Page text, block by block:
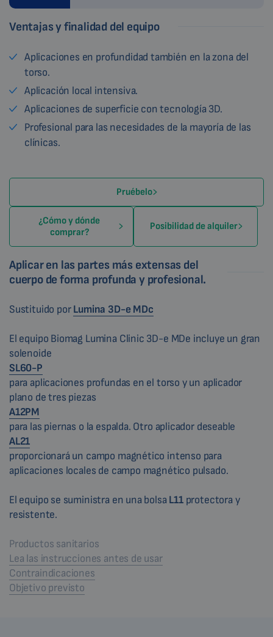
Ventajas y finalidad del equipo
Aplicaciones en profundidad también en la zona del
torso.
Aplicación local intensiva.
Aplicaciones de superficie con tecnología 3D.
Profesional para las necesidades de la mayoría de las
clínicas.
Pruébelo
¿Cómo y dónde
comprar?
Posibilidad de alquiler
Aplicar en las partes más extensas del
cuerpo de forma profunda y profesional.
Sustituido porLumina 3D-e MDc
El equipo Biomag Lumina Clinic 3D-e MDe incluye un gran
solenoide
SL60-P
para aplicaciones profundas en el torso y un aplicador
plano de tres piezas
A12PM
para las piernas o la espalda. Otro aplicador deseable
AL21
proporcionará un campo magnético intenso para
aplicaciones locales de campo magnético pulsado.
El equipo se suministra en una bolsaL11protectora y
resistente.
Productos sanitarios
Lea las instrucciones antes de usar
Contraindicaciones
Objetivo previsto